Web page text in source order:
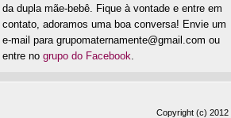
da dupla mãe-bebê. Fique à vontade e entre em
contato, adoramos uma boa conversa! Envie um
e-mail para grupomaternamente@gmail.com ou
entre no grupo do Facebook.
Copyright (c) 2012